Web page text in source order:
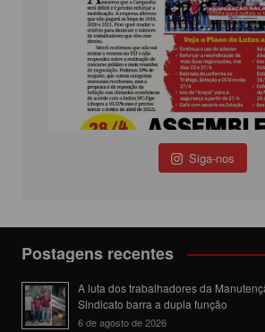
Siga-nos
Postagens recentes
A luta dos trabalhadores da
Sindicato barra a dupla função
6 de agosto de 2026